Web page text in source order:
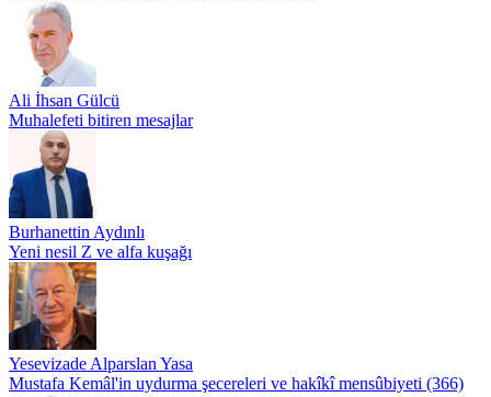
Ali İhsan Gülcü
Muhalefeti bitiren mesajlar
Burhanettin Aydınlı
Yeni nesil Z ve alfa kuşağı
Yesevizade Alparslan Yasa
Mustafa Kemâl'in uydurma şecereleri ve hakîkî mensûbiyeti (366)